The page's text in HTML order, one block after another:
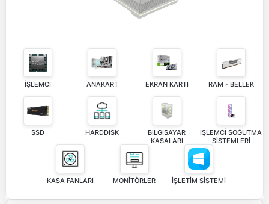
İŞLEMCİ ANAKART EKRAN KARTI RAM - BELLEK
SSD HARDDISK
BİLGİSAYAR
KASALARI
İŞLEMCİ SOĞUTMA
SİSTEMLERİ
KASA FANLARI MONİTÖRLER İŞLETİM SİSTEMİ